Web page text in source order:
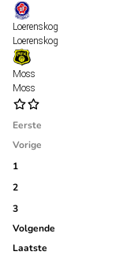
Loerenskog
Loerenskog
Moss
Moss
Eerste
Vorige
1
2
3
Volgende
Laatste